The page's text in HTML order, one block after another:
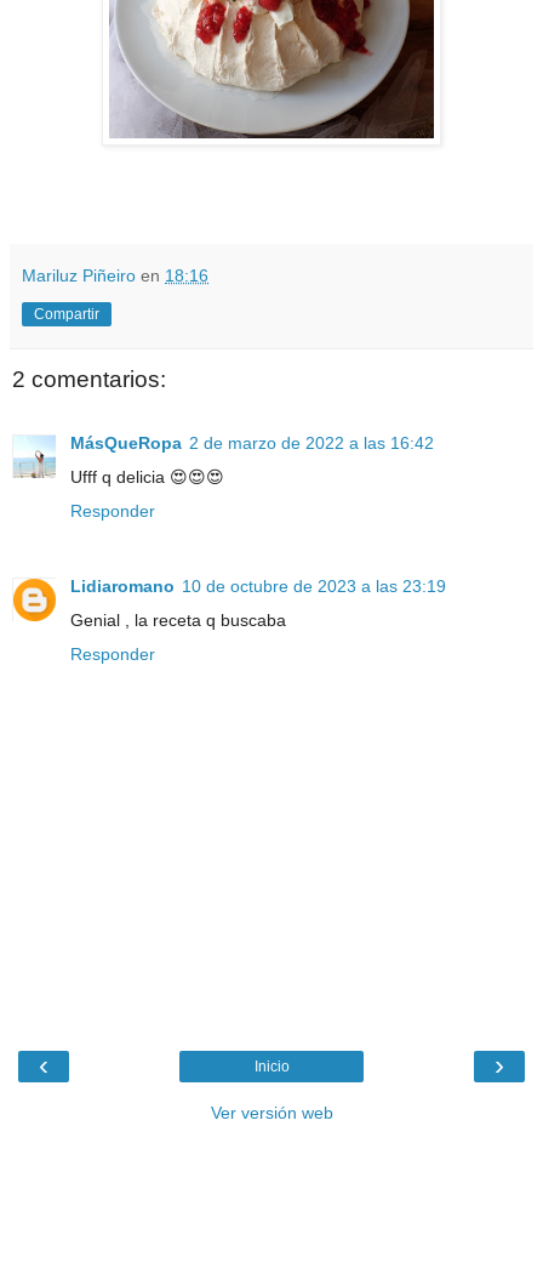
Mariluz Piñeiro en 18:16
Compartir
2 comentarios:
MásQueRopa 2 de marzo de 2022 a las 16:42
Ufff q delicia 😍😍😍
Responder
Lidiaromano 10 de octubre de 2023 a las 23:19
Genial , la receta q buscaba
Responder
‹ ›
Inicio
Ver versión web